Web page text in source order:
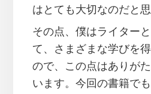
はとても大切なのだと思
その点、僕はライター
て、さまざまな学びを
ので、この点はありが
います。今回の書籍で